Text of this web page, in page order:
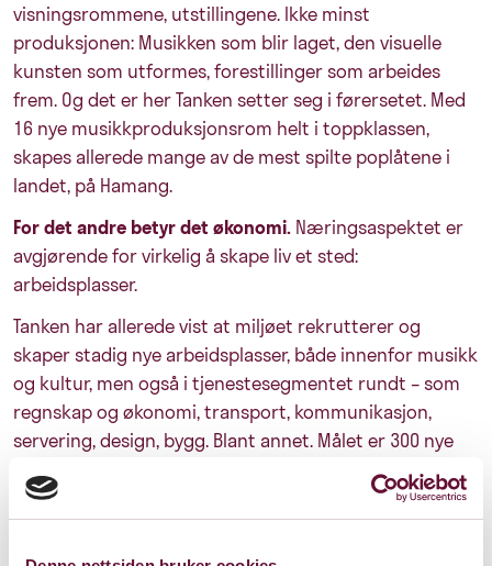
visningsrommene, utstillingene. Ikke minst
produksjonen: Musikken som blir laget, den visuelle
kunsten som utformes, forestillinger som arbeides
frem. Og det er her Tanken setter seg i førersetet. Med
16 nye musikkproduksjonsrom helt i toppklassen,
skapes allerede mange av de mest spilte poplåtene i
landet, på Hamang.
For det andre betyr det økonomi. Næringsaspektet er
avgjørende for virkelig å skape liv et sted:
arbeidsplasser.
Tanken har allerede vist at miljøet rekrutterer og
skaper stadig nye arbeidsplasser, både innenfor musikk
og kultur, men også i tjenestesegmentet rundt – som
regnskap og økonomi, transport, kommunikasjon,
servering, design, bygg. Blant annet. Målet er 300 nye
arbeidsplasser knyttet til kulturnæringen i Sandvika,
og vi er på god vei.